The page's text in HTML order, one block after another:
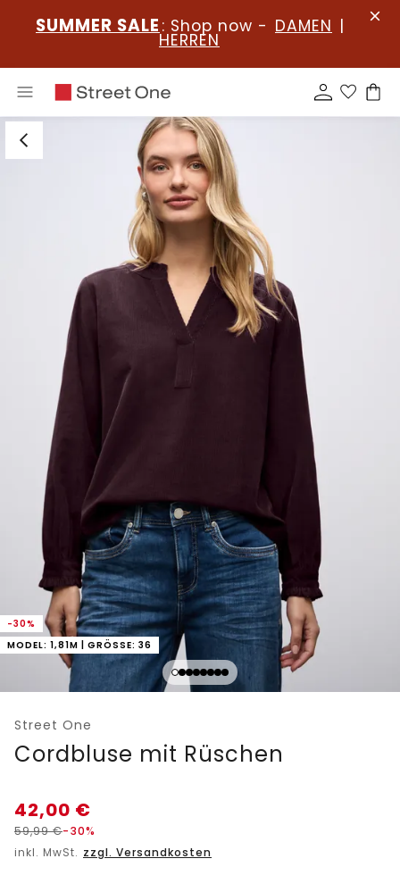
SUMMER SALE : Shop now - DAMEN |
HERREN
-30%
MODEL: 1,81M | GRÖSSE: 36
Street One
Cordbluse mit Rüschen
42,00 €
59,99€-30%
inkl. MwSt. zzgl. Versandkosten